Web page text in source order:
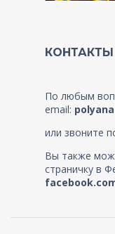
КОНТАКТЫ
По любым
email:
или звоните
Вы также
страничку в